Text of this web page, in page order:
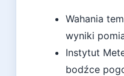
Wahania
wyniki
Instytut
bodźce